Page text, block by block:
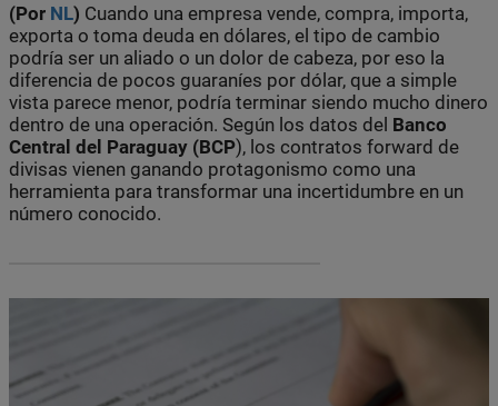
(Por NL) Cuando una empresa vende, compra, importa,
exporta o toma deuda en dólares, el tipo de cambio
podría ser un aliado o un dolor de cabeza, por eso la
diferencia de pocos guaraníes por dólar, que a simple
vista parece menor, podría terminar siendo mucho dinero
dentro de una operación. Según los datos del Banco
Central del Paraguay (BCP), los contratos forward de
divisas vienen ganando protagonismo como una
herramienta para transformar una incertidumbre en un
número conocido.